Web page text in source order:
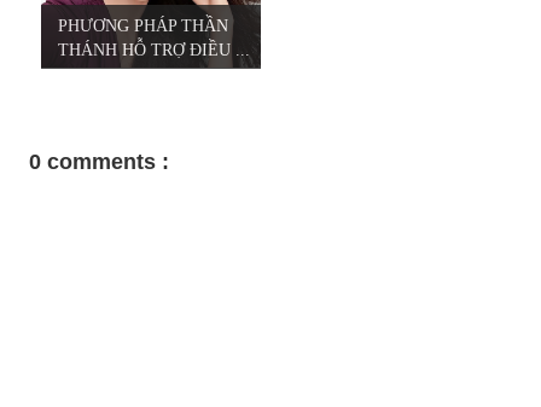
PHƯƠNG PHÁP THẦN
THÁNH HỖ TRỢ ĐIỀU ...
0 comments :